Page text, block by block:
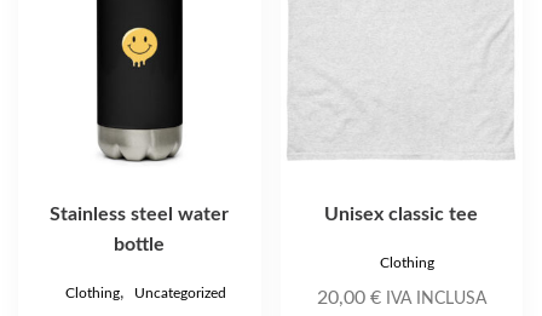
Stainless steel water
bottle
Clothing, Uncategorized
Unisex classic tee
Clothing
20,00 € IVA INCLUSA